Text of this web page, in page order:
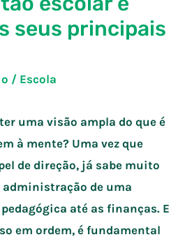
seus principais
/ Escola
uma visão ampla do que é
à mente? Uma vez que
de direção, já sabe muito
administração de uma
até as finanças. E
em ordem, é fundamental